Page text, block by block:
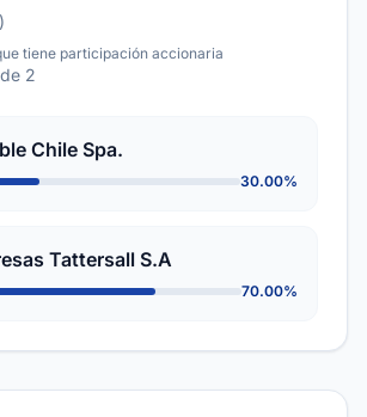
tiene participación accionaria
2
Chile Spa.
30.00%
Tattersall S.A
70.00%